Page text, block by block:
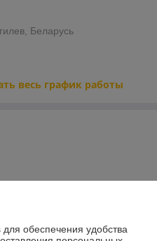
Беларусь
весь график работы
04.09.2020
безналу вне зависимости от
обеспечения удобства